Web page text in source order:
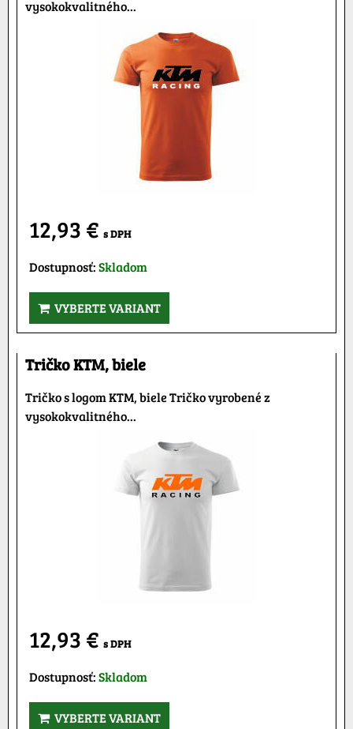
vysokokvalitného...
12,93 € s DPH
Dostupnosť:Skladom
VYBERTE VARIANT
Tričko KTM, biele
Tričko s logom KTM, biele Tričko vyrobené z
vysokokvalitného...
12,93 € s DPH
Dostupnosť:Skladom
VYBERTE VARIANT